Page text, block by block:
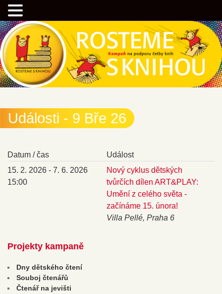
Přejít
k
hlavnímu
obsahu
webu
Rostemesknihou.cz
Kampaň na podporu četby knih
Události - 9 Bře 26
Datum / čas
Událost
15. 2. 2026 - 7. 6. 2026
15:00
Nový cyklus dětských
tvůrčích dílen ART&PLAY:
Umění z celého světa -
začínáme 15. února!
Villa Pellé, Praha 6
Projekty kampaně
Dny dětského čtení
Souboj čtenářů
Čtenář na jevišti